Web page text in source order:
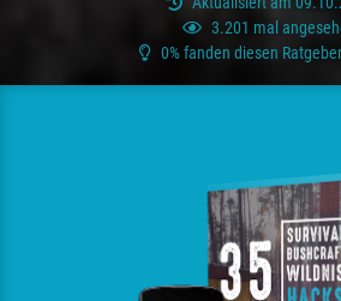
3.201 mal
0% fanden diesen